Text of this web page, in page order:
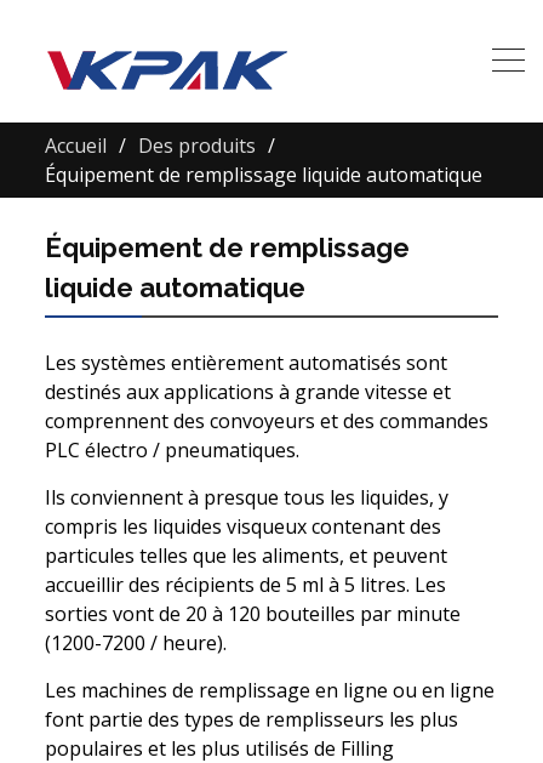
Accueil
Des produits
Équipement de remplissage liquide automatique
Équipement de remplissage
liquide automatique
Les systèmes entièrement automatisés sont
destinés aux applications à grande vitesse et
comprennent des convoyeurs et des commandes
PLC électro / pneumatiques.
Ils conviennent à presque tous les liquides, y
compris les liquides visqueux contenant des
particules telles que les aliments, et peuvent
accueillir des récipients de 5 ml à 5 litres. Les
sorties vont de 20 à 120 bouteilles par minute
(1200-7200 / heure).
Les machines de remplissage en ligne ou en ligne
font partie des types de remplisseurs les plus
populaires et les plus utilisés de Filling